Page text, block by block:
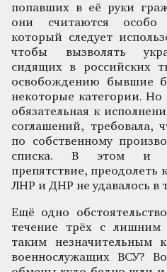
попавших в её руки
они считаются особо
который следует
чтобы вызволять
сидящих в российских
освобождению бывшие
некоторые категории. Но
обязательная к
соглашений, требовала,
по собственному
списка. В этом и
препятствие, преодолеть
ЛНР и ДНР не удавалось в
Ещё одно
течение трёх с лишним
таким незначительным
военнослужащих ВСУ?